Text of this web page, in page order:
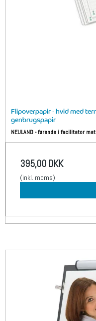
Flipoverpapir - hvid med
genbrugspapir
NEULAND - førende i facilitator
395,00 DKK
(inkl. moms)